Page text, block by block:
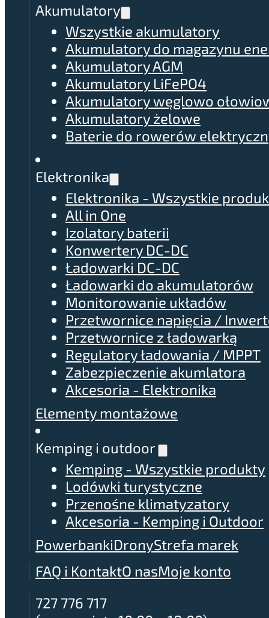
Akumulatory
Wszystkie akumulatory
Akumulatory do magazynu
Akumulatory AGM
Akumulatory LiFePO4
Akumulatory węglowo
Akumulatory żelowe
Baterie do rowerów
Elektronika
Elektronika - Wszystkie
All in One
Izolatory baterii
Konwertery DC-DC
Ładowarki DC-DC
Ładowarki do akumulatorów
Monitorowanie układów
Przetwornice napięcia /
Przetwornice z ładowarką
Regulatory ładowania / MPPT
Zabezpieczenie akumlatora
Akcesoria - Elektronika
Elementy montażowe
Kemping i outdoor
Kemping - Wszystkie produkty
Lodówki turystyczne
Przenośne klimatyzatory
Akcesoria - Kemping i Outdoor
PowerbankiDronyStrefa marek
FAQ i KontaktO nasMoje konto
727 776 717